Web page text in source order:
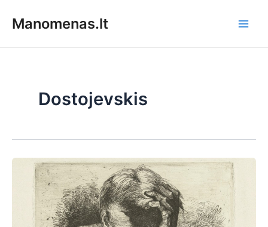
prieManomenas.lt
Dostojevskis